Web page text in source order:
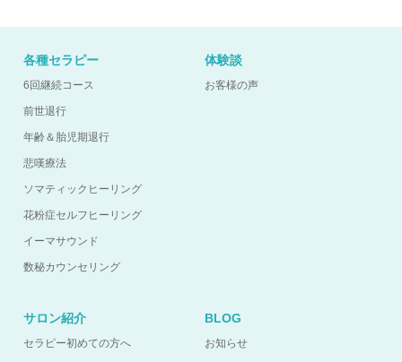
各種セラピー
6回継続コース
前世退行
年齢＆胎児期退行
悲嘆療法
ソマティックヒーリング
花粉症セルフヒーリング
イーマサウンド
数秘カウンセリング
体験談
お客様の声
サロン紹介
セラピー初めての方へ
BLOG
お知らせ